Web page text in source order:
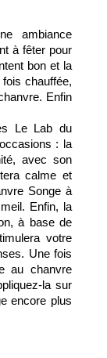
ambiance
à fêter pour
bon et la
chauffée,
Enfin
Le Lab du
: la
avec son
calme et
Songe à
Enfin, la
à base de
votre
Une fois
au chanvre
la sur
encore plus